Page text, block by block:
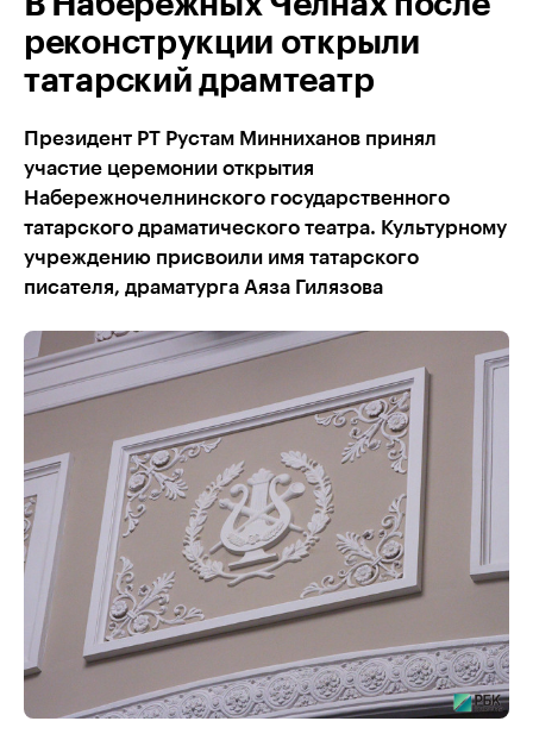
реконструкции открыли
татарский драмтеатр
Президент РТ Рустам Минниханов принял
участие церемонии открытия
Набережночелнинского государственного
татарского драматического театра. Культурному
учреждению присвоили имя татарского
писателя, драматурга Аяза Гилязова